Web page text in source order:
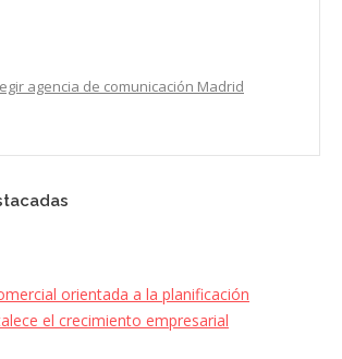
agencia de comunicación Madrid
orientada a la planificación
el crecimiento empresarial